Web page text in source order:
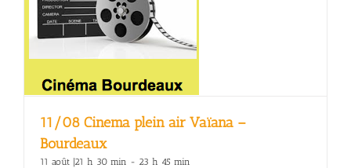
11/08 Cinema plein air Vaïana –
Bourdeaux
11 août |21 h 30 min - 23 h 45 min